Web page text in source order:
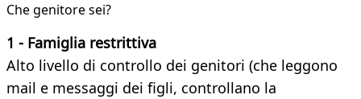
Che genitore sei?
1 - Famiglia restrittiva
Alto livello di controllo dei genitori (che leggono
mail e messaggi dei figli, controllano la